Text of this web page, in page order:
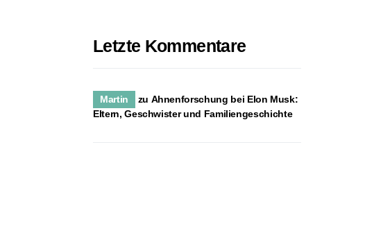
Letzte Kommentare
Martin zu Ahnenforschung bei Elon Musk:
Eltern, Geschwister und Familiengeschichte